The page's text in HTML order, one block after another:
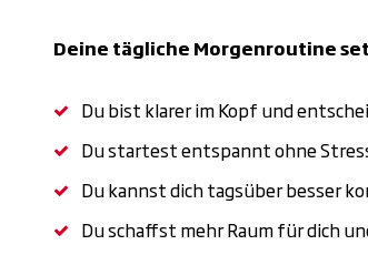
Deine tägliche Morgenroutine
Du bist klarer im Kopf und
Du startest entspannt ohne
Du kannst dich tagsüber besser
Du schaffst mehr Raum für dich